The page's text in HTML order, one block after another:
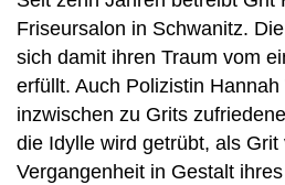
Friseursalon in Schwanitz.
sich damit ihren Traum vom
erfüllt. Auch Polizistin
inzwischen zu Grits
die Idylle wird getrübt, als Grit
Vergangenheit in Gestalt